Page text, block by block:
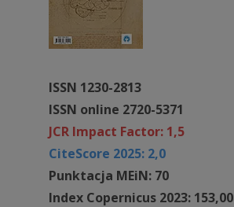
ISSN 1230-2813
ISSN online 2720-5371
JCR Impact Factor: 1,5
CiteScore 2025: 2,0
Punktacja MEiN: 70
Index Copernicus 2023: 153,00